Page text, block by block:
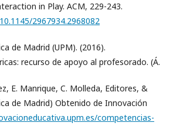
in Play. ACM, 229-243.
2967934.2968082
de Madrid (UPM). (2016).
recurso de apoyo al profesorado. (Á.
E. Manrique, C. Molleda, Editores, &
de Madrid) Obtenido de Innovación
competencias-